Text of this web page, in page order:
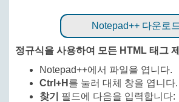
Notepad++ 다운로드
정규식을 사용하여 모든 HTML 태그
Notepad++에서 파일을 엽니다.
Ctrl+H 를 눌러 대체 창을 엽니다.
찾기
필드에 다음을 입력합니다: